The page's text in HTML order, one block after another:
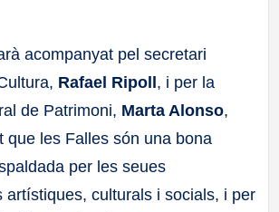
acompanyat pel secretari
Rafael Ripoll, i per la
de Patrimoni, Marta Alonso,
que les Falles són una bona
per les seues
artístiques, culturals i socials, i per